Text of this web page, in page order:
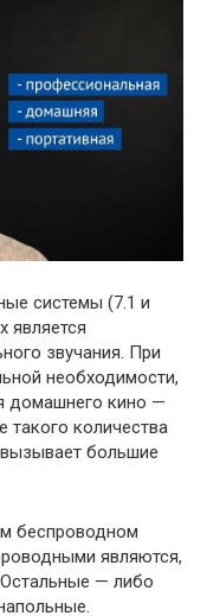
системы (7.1 и
является
звучания. При
необходимости,
домашнего кино —
такого количества
большие
беспроводном
являются,
— либо